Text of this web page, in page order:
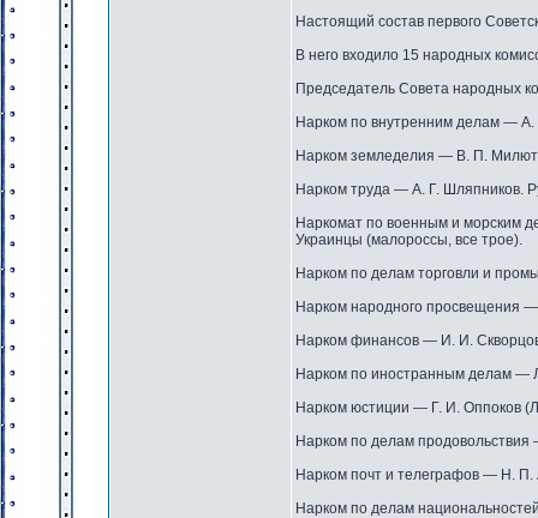
Настоящий состав первого
В него входило 15 народных
Председатель Совета народных
Нарком по внутренним делам — А.
Нарком земледелия — В. П.
Нарком труда — А. Г. Шляпников.
Наркомат по военным и морским
Украинцы (малороссы, все трое).
Нарком по делам торговли и
Нарком народного просвещения
Нарком финансов — И. И.
Нарком по иностранным делам —
Нарком юстиции — Г. И. Оппоков
Нарком по делам
Нарком почт и телеграфов — Н. П.
Нарком по делам